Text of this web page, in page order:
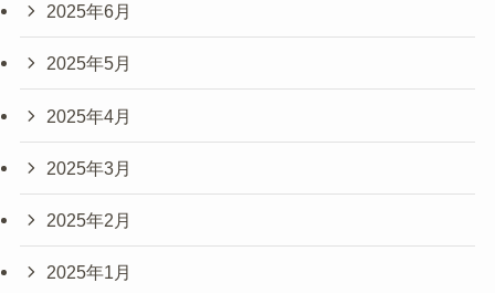
2025年6月
2025年5月
2025年4月
2025年3月
2025年2月
2025年1月